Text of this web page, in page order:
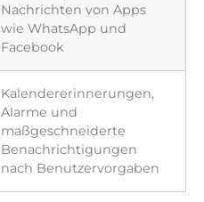
Nachrichten von Apps
wie WhatsApp und
Facebook
Kalendererinnerungen,
Alarme und
maßgeschneiderte
Benachrichtigungen
nach Benutzervorgaben